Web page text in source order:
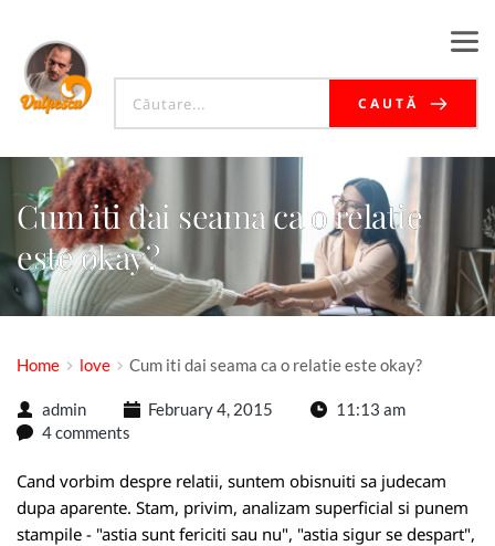
CAUTĂ
Cum iti dai seama ca o relatie
este okay?
Home love Cum iti dai seama ca o relatie este okay?
admin February 4, 2015
11:13 am
4 comments
Cand vorbim despre relatii, suntem obisnuiti sa judecam
dupa aparente. Stam, privim, analizam superficial si punem
stampile - "astia sunt fericiti sau nu", "astia sigur se despart",